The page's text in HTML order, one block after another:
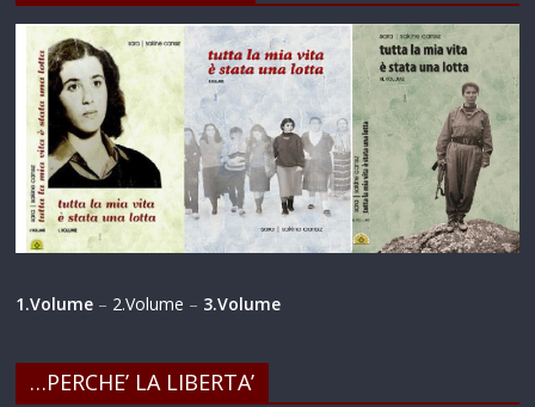
1.Volume – 2.Volume – 3.Volume
…PERCHE’ LA LIBERTA’